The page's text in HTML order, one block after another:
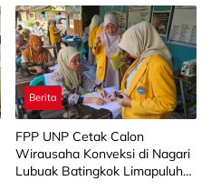
Berita
FPP UNP Cetak Calon
Wirausaha Konveksi di Nagari
Lubuak Batingkok Limapuluh